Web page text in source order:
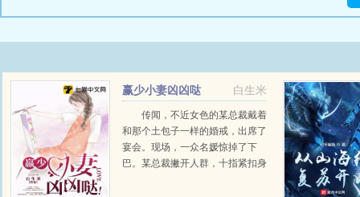
白生米
赢少小妻凶凶哒
传闻，不近女色的某总裁戴着
和那个土包子一样的婚戒，出席了
宴会。现场，一众名媛惊掉了下
巴。某总裁撇开人群，十指紧扣身